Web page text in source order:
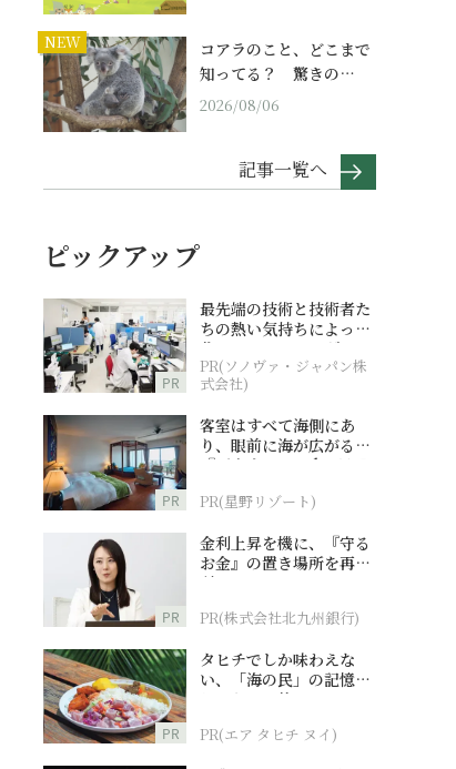
NEW
コアラのこと、どこまで
知ってる？ 驚きの…
2026/08/06
記事一覧へ
ピックアップ
PR
最先端の技術と技術者た
ちの熱い気持ちによって
作られているオーダーメ
イド補聴器
PR(ソノヴァ・ジャパン株
式会社)
PR
客室はすべて海側にあ
り、眼前に海が広がる
『西表島ホテル by 星野
PR(星野リゾート)
PR
金利上昇を機に、『守る
お金』の置き場所を再検
討
PR(株式会社北九州銀行)
PR
タヒチでしか味わえな
い、「海の民」の記憶へ
とつながる旅
PR(エア タヒチ ヌイ)